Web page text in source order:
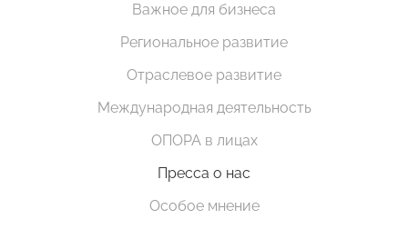
Важное для бизнеса
Региональное развитие
Отраслевое развитие
Международная деятельность
ОПОРА в лицах
Пресса о нас
Особое мнение